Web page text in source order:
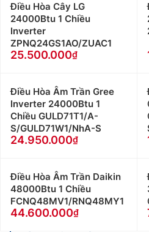
Điều Hòa Cây LG
24000Btu 1 Chiều
Inverter
ZPNQ24GS1AO/ZUAC1
25.500.000
Điều Hòa Âm Trần Gree
Inverter 24000Btu 1
Chiều GULD71T1/A-
S/GULD71W1/NhA-S
24.950.000
Điều Hòa Âm Trần Daikin
48000Btu 1 Chiều
FCNQ48MV1/RNQ48MY1
44.600.000